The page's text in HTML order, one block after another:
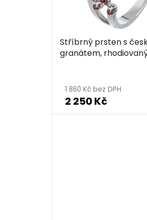
Stříbrný prsten s
granátem,
hodnocení
produktu
je
1 860 Kč bez DPH
2 250 Kč